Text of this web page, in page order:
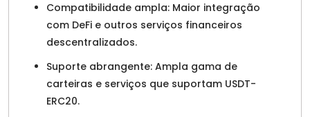
Compatibilidade ampla: Maior integração
com DeFi e outros serviços financeiros
descentralizados.
Suporte abrangente: Ampla gama de
carteiras e serviços que suportam USDT-
ERC20.